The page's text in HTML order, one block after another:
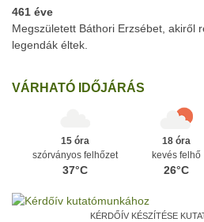
461 éve
Megszületett Báthori Erzsébet, akiről
legendák éltek.
VÁRHATÓ IDŐJÁRÁS
15 óra
szórványos felhőzet
37°C
18 óra
kevés felhő
26°C
KÉRDŐÍV KÉSZÍTÉSE